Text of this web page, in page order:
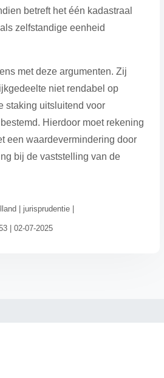
betreft het één kadastraal
zelfstandige eenheid
met deze argumenten. Zij
niet rendabel op
staking uitsluitend voor
Hierdoor moet rekening
een waardevermindering door
bij de vaststelling van de
| jurisprudentie |
| 02-07-2025